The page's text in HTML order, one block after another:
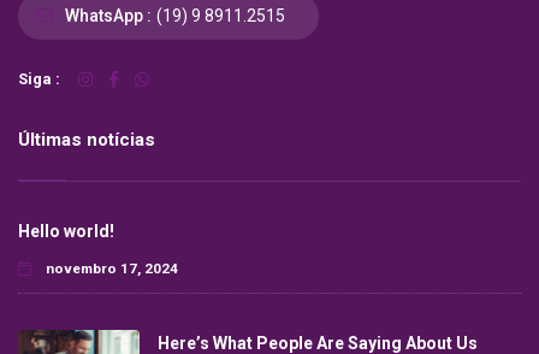
WhatsApp : (19) 9 8911.2515
Siga :
Últimas notícias
Hello world!
novembro 17, 2024
Here’s What People Are Saying About Us